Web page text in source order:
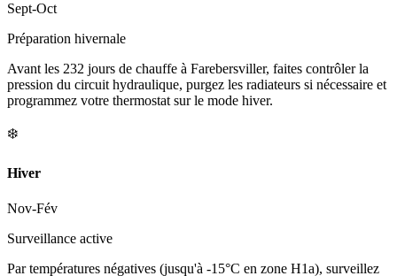
Sept-Oct
Préparation hivernale
Avant les 232 jours de chauffe à Farebersviller, faites contrôler la
pression du circuit hydraulique, purgez les radiateurs si nécessaire et
programmez votre thermostat sur le mode hiver.
❄️
Hiver
Nov-Fév
Surveillance active
Par températures négatives (jusqu'à -15°C en zone H1a), surveillez